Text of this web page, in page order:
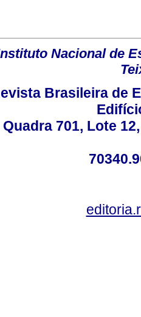
Nacional de
Brasileira de
Quadra 701, Lote